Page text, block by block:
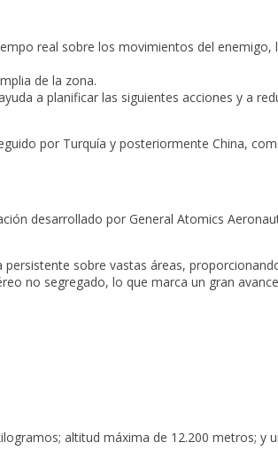
real sobre los movimientos del enemigo,
de la zona.
a planificar las siguientes acciones y a
por Turquía y posteriormente China,
desarrollado por General Atomics
sobre vastas áreas,
no segregado, lo que marca un gran
altitud máxima de 12.200 metros; y